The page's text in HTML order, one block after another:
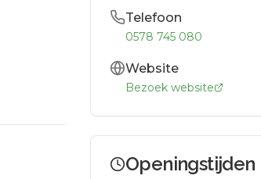
Telefoon
0578 745 080
Website
Bezoek website
Openingstijden